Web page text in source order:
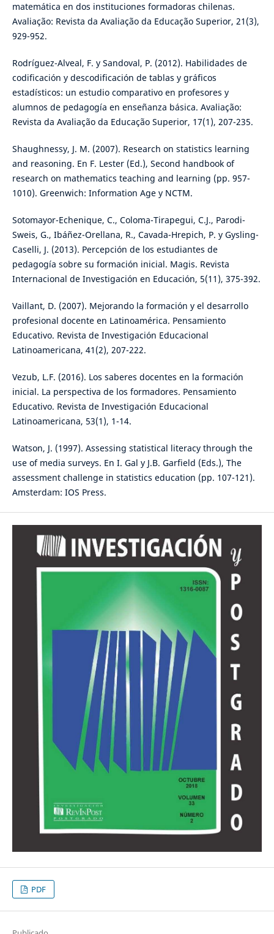
matemática en dos instituciones formadoras chilenas.
Avaliação: Revista da Avaliação da Educação Superior, 21(3),
929-952.
Rodríguez-Alveal, F. y Sandoval, P. (2012). Habilidades de
codificación y descodificación de tablas y gráficos
estadísticos: un estudio comparativo en profesores y
alumnos de pedagogía en enseñanza básica. Avaliação:
Revista da Avaliação da Educação Superior, 17(1), 207-235.
Shaughnessy, J. M. (2007). Research on statistics learning
and reasoning. En F. Lester (Ed.), Second handbook of
research on mathematics teaching and learning (pp. 957-
1010). Greenwich: Information Age y NCTM.
Sotomayor-Echenique, C., Coloma-Tirapegui, C.J., Parodi-
Sweis, G., Ibáñez-Orellana, R., Cavada-Hrepich, P. y Gysling-
Caselli, J. (2013). Percepción de los estudiantes de
pedagogía sobre su formación inicial. Magis. Revista
Internacional de Investigación en Educación, 5(11), 375-392.
Vaillant, D. (2007). Mejorando la formación y el desarrollo
profesional docente en Latinoamérica. Pensamiento
Educativo. Revista de Investigación Educacional
Latinoamericana, 41(2), 207-222.
Vezub, L.F. (2016). Los saberes docentes en la formación
inicial. La perspectiva de los formadores. Pensamiento
Educativo. Revista de Investigación Educacional
Latinoamericana, 53(1), 1-14.
Watson, J. (1997). Assessing statistical literacy through the
use of media surveys. En I. Gal y J.B. Garfield (Eds.), The
assessment challenge in statistics education (pp. 107-121).
Amsterdam: IOS Press.
PDF